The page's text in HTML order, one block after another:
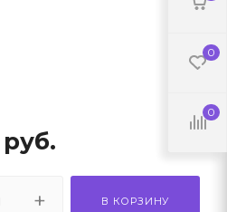
0
0
руб.
В КОРЗИНУ